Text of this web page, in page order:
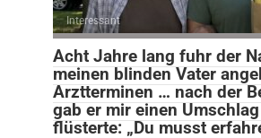
Interessant
Acht Jahre lang fuhr der
meinen blinden Vater
Arztterminen … nach der
gab er mir einen
flüsterte: „Du musst